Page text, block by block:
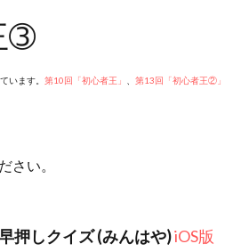
➂
います。 第10回「初心者王」 第13回「初心者王②」
さい。
押しクイズ (みんはや)iOS版